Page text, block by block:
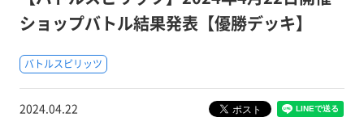
ショップバトル結果発表【優勝デッキ】
バトルスピリッツ
2024.04.22